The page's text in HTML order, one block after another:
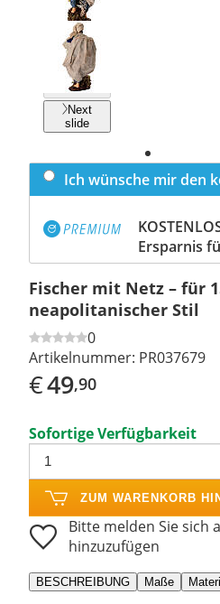
Previous
slide
Next
slide
Ich wünsche mir den
Ersparnis
Fischer mit Netz – für
neapolitanischer Stil
0
Artikelnummer: PR037679
€49,90
Sofortige Verfügbarkeit
ZUM WARENKORB
Bitte melden Sie sich
hinzuzufügen
BESCHREIBUNG Maße